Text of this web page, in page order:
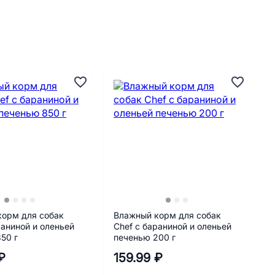
для собак
и оленьей
г
Влажный корм для собак
Chef с бараниной и оленьей
печенью 200 г
159.99 ₽